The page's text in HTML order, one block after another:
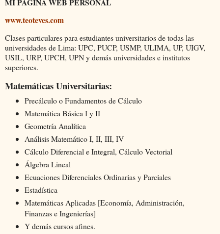
www.teoteves.com
Clases particulares para estudiantes universitarios de todas las
universidades de Lima: UPC, PUCP, USMP, ULIMA, UP, UIGV,
USIL, URP, UPCH, UPN y demás universidades e institutos
superiores.
Matemáticas Universitarias:
Precálculo o Fundamentos de Cálculo
Matemática Básica I y II
Geometría Analítica
Análisis Matemático I, II, III, IV
Cálculo Diferencial e Integral, Cálculo Vectorial
Álgebra Lineal
Ecuaciones Diferenciales Ordinarias y Parciales
Estadística
Matemáticas Aplicadas [Economía, Administración,
Finanzas e Ingenierías]
Y demás cursos afines.